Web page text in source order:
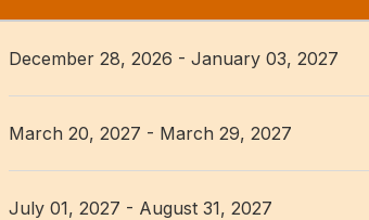
December 28, 2026 - January 03, 2027
March 20, 2027 - March 29, 2027
July 01, 2027 - August 31, 2027